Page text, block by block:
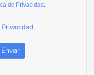
de Privacidad
Enviar